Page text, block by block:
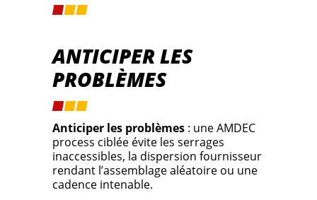
ANTICIPER LES
PROBLÈMES
Anticiper les problèmes : une AMDEC
process ciblée évite les serrages
inaccessibles, la dispersion fournisseur
rendant l’assemblage aléatoire ou une
cadence intenable.